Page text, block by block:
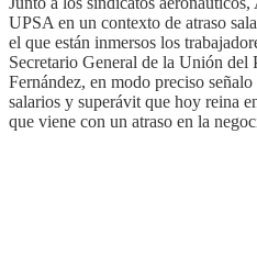
UPSA en un contexto de atraso
el que están inmersos los
Secretario General de la Unión del
Fernández, en modo preciso
salarios y superávit que hoy reina
que viene con un atraso en la